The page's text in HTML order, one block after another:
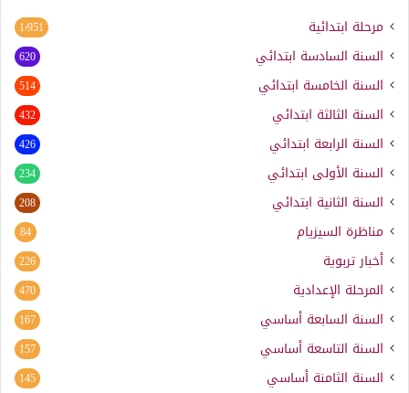
مرحلة ابتدائية 1٬951
السنة السادسة ابتدائي 620
السنة الخامسة ابتدائي 514
السنة الثالثة ابتدائي 432
السنة الرابعة ابتدائي 426
السنة الأولى ابتدائي 234
السنة الثانية ابتدائي 208
مناظرة السيزيام 84
أخبار تربوية 226
المرحلة الإعدادية 470
السنة السابعة أساسي 167
السنة التاسعة أساسي 157
السنة الثامنة أساسي 145